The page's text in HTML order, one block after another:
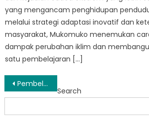
yang mengancam penghidupan
melalui strategi adaptasi inovatif dan
masyarakat, Mukomuko menemukan
dampak perubahan iklim dan
satu pembelajaran […]
Post
navigation
Pembelajaran: Wawasan pengalaman BPBD Bengkulu Mukomuko dalam penanggulangan bencana
Search